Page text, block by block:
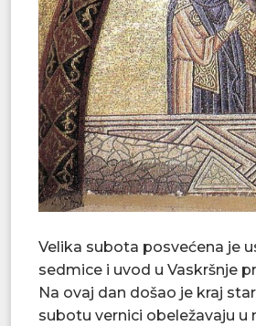
Velika subota posvećena je
sedmice i uvod u Vaskršnje
Na ovaj dan došao je kraj
subotu vernici obeležavaju